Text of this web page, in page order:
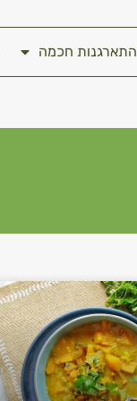
התארגנות חכמה